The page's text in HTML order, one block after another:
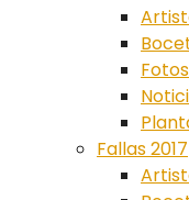
Fotos
Fallas 2017